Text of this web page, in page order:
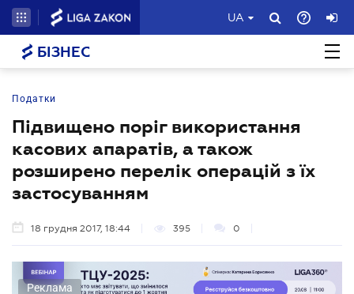
UA
БІЗНЕС
Податки
Підвищено поріг використання
касових апаратів, а також
розширено перелік операцій з їх
застосуванням
18 грудня 2017, 18:44 395 0
Реклама